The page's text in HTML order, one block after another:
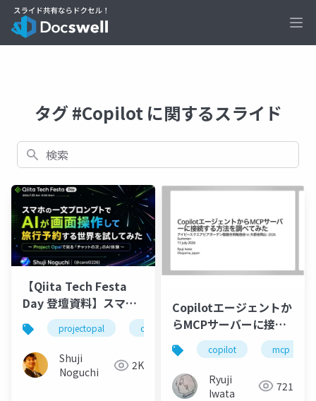
タグ #Copilot に関するスライド
検索
【Qiita Tech Festa
Day 登壇資料】スマホ
の一文プロンプトでAI
が画面操作して旅行予
約する世界を試してみ
た
projectopal opal copilot
Shuji
Noguchi
2K
Copilotエージェントか
らMCPサーバーに接続
する方法を調べてみた
copilot mcp
Ryuji
Iwata
721